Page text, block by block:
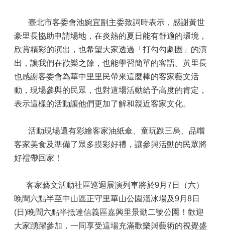
臺北市客委會池婉宜副主委致詞時表示，感謝黃世
豪里長協助申請場地，在炎熱的夏日能有舒適的環境，
欣賞精彩的演出，也希望大家透過「打勾勾劇團」的演
出，讓我們在歡樂之餘，也能學習簡單的客語。黃里長
也感謝客委會為華中里里民帶來這麼棒的客家藝文活
動，現場參與的民眾，也對這場活動給予高度的肯定，
表示這樣的活動讓他們更加了解和親近客家文化。
活動現場還有彩繪客家油紙傘、童玩跌三烏、品嚐
客家美食及準備了眾多摸彩好禮，讓參與活動的民眾將
好禮帶回家！
客家藝文活動社區巡迴展演列車將於9月7日（六）
晚間六點半至中山區正守里華山公園溜冰場及9月8日
(日)晚間六點半抵達信義區嘉興里景勤二號公園！歡迎
大家踴躍參加，一同享受這場充滿歡樂與藝術的視覺盛